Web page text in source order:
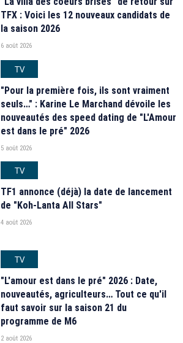
TFX : Voici les 12 nouveaux candidats de
la saison 2026
6 août 2026
TV
"Pour la première fois, ils sont vraiment
seuls…" : Karine Le Marchand dévoile les
nouveautés des speed dating de "L'Amour
est dans le pré" 2026
5 août 2026
TV
TF1 annonce (déjà) la date de lancement
de "Koh-Lanta All Stars"
4 août 2026
TV
"L'amour est dans le pré" 2026 : Date,
nouveautés, agriculteurs… Tout ce qu'il
faut savoir sur la saison 21 du
programme de M6
2 août 2026